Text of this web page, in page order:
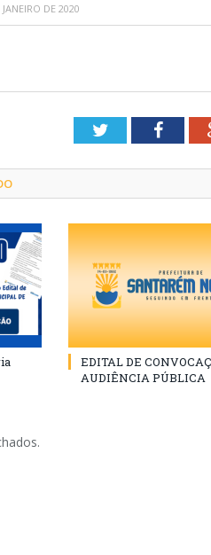
DE 2020
Twitter
EDITAL DE
AUDIÊNCIA PÚBLICA